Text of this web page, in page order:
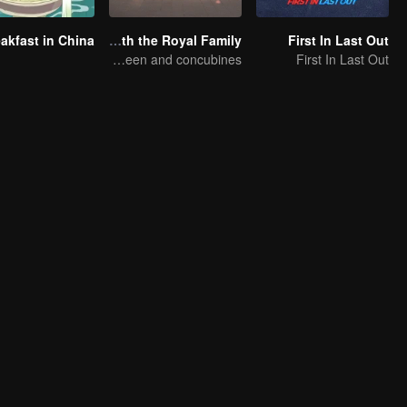
First In Last Out
First In Last Out
Travel With the Royal Family
New journey with the queen and concubines
in China